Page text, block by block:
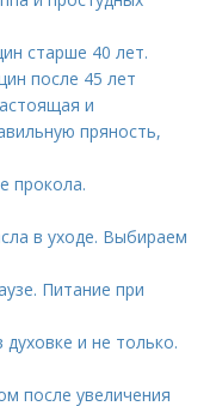
старше 40 лет.
после 45 лет
и
пряность,
прокола.
в уходе. Выбираем
Питание при
и не только.
после увеличения